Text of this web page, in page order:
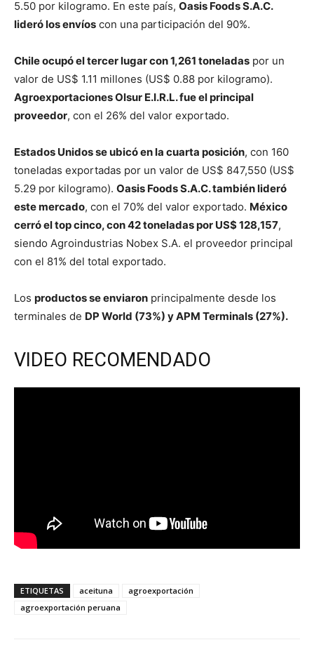
5.50 por kilogramo. En este país, Oasis Foods S.A.C.
lideró los envíos con una participación del 90%.
Chile ocupó el tercer lugar con 1,261 toneladas por un
valor de US$ 1.11 millones (US$ 0.88 por kilogramo).
Agroexportaciones Olsur E.I.R.L. fue el principal
proveedor, con el 26% del valor exportado.
Estados Unidos se ubicó en la cuarta posición, con 160
toneladas exportadas por un valor de US$ 847,550 (US$
5.29 por kilogramo). Oasis Foods S.A.C. también lideró
este mercado, con el 70% del valor exportado. México
cerró el top cinco, con 42 toneladas por US$ 128,157,
siendo Agroindustrias Nobex S.A. el proveedor principal
con el 81% del total exportado.
Los productos se enviaron principalmente desde los
terminales de DP World (73%) y APM Terminals (27%).
VIDEO RECOMENDADO
ETIQUETAS aceituna
agroexportación
agroexportación peruana